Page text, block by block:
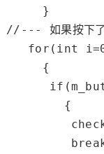
//--- 如果按下了
for ( int i=
{
if
{